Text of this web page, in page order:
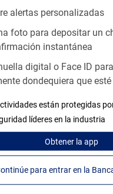
alertas personalizadas
foto para depositar un
instantánea
digital o Face ID
dondequiera que esté
están protegidas
líderes en la industria
Obtenerla app
Conozca los
de tarjetas
financiera